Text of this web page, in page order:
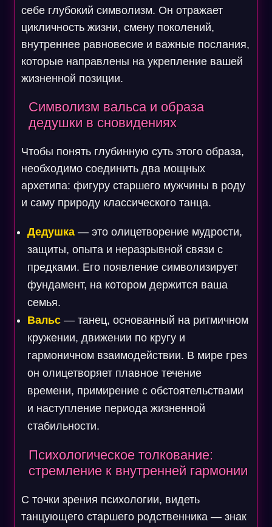
себе глубокий символизм. Он отражает
цикличность жизни, смену поколений,
внутреннее равновесие и важные послания,
которые направлены на укрепление вашей
жизненной позиции.
Символизм вальса и образа
дедушки в сновидениях
Чтобы понять глубинную суть этого образа,
необходимо соединить два мощных
архетипа: фигуру старшего мужчины в роду
и саму природу классического танца.
Дедушка— это олицетворение мудрости,
защиты, опыта и неразрывной связи с
предками. Его появление символизирует
фундамент, на котором держится ваша
семья.
Вальс— танец, основанный на ритмичном
кружении, движении по кругу и
гармоничном взаимодействии. В мире грез
он олицетворяет плавное течение
времени, примирение с обстоятельствами
и наступление периода жизненной
стабильности.
Психологическое толкование:
стремление к внутренней гармонии
С точки зрения психологии, видеть
танцующего старшего родственника — знак